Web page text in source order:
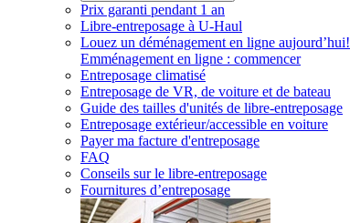
Prix garanti pendant 1 an
Libre-entreposage à U-Haul
Louez un déménagement en ligne aujourd’hui!
Emménagement en ligne : commencer
Entreposage climatisé
Entreposage de VR, de voiture et de bateau
Guide des tailles d'unités de libre-entreposage
Entreposage extérieur/accessible en voiture
Payer ma facture d'entreposage
FAQ
Conseils sur le libre-entreposage
Fournitures d’entreposage